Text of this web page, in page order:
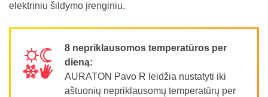
elektriniu šildymo įrenginiu.
ST
UV
8 nepriklausomos temperatūros per
dieną:
AURATON Pavo R leidžia nustatyti iki
aštuonių nepriklausomų temperatūrų per